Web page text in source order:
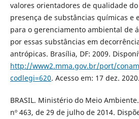
valores orientadores de qualidade
presença de substâncias químicas e
para o gerenciamento ambiental de
por essas substâncias em
antrópicas. Brasília, DF: 2009.
http://www2.mma.gov.br/port/
codlegi=620. Acesso em: 17 dez. 2020.
BRASIL. Ministério do Meio
nº 463, de 29 de julho de 2014.